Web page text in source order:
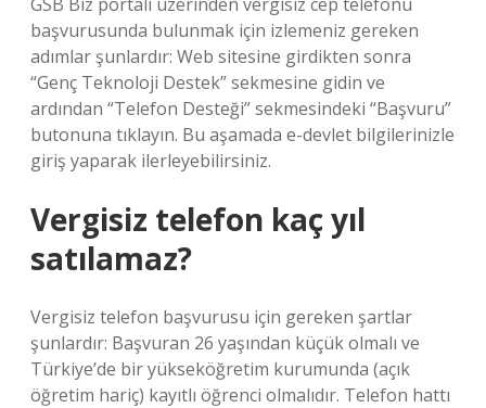
başvurusunda bulunmak için izlemeniz gereken
adımlar şunlardır: Web sitesine girdikten sonra
“Genç Teknoloji Destek” sekmesine gidin ve
ardından “Telefon Desteği” sekmesindeki “Başvuru”
butonuna tıklayın. Bu aşamada e-devlet bilgilerinizle
giriş yaparak ilerleyebilirsiniz.
Vergisiz telefon kaç yıl
satılamaz?
Vergisiz telefon başvurusu için gereken şartlar
şunlardır: Başvuran 26 yaşından küçük olmalı ve
Türkiye’de bir yükseköğretim kurumunda (açık
öğretim hariç) kayıtlı öğrenci olmalıdır. Telefon hattı